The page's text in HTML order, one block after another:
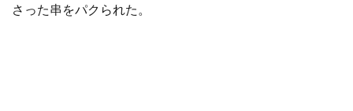
さった串をパクられた。